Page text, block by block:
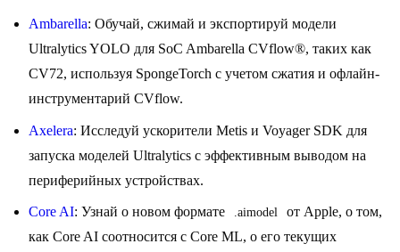
Ambarella: Обучай, сжимай и экспортируй модели
Ultralytics YOLO для SoC Ambarella CVflow®, таких как
CV72, используя SpongeTorch с учетом сжатия и офлайн-
инструментарий CVflow.
Axelera: Исследуй ускорители Metis и Voyager SDK для
запуска моделей Ultralytics с эффективным выводом на
периферийных устройствах.
Core AI: Узнай о новом формате .aimodel
от Apple, о том,
как Core AI соотносится с Core ML, о его текущих